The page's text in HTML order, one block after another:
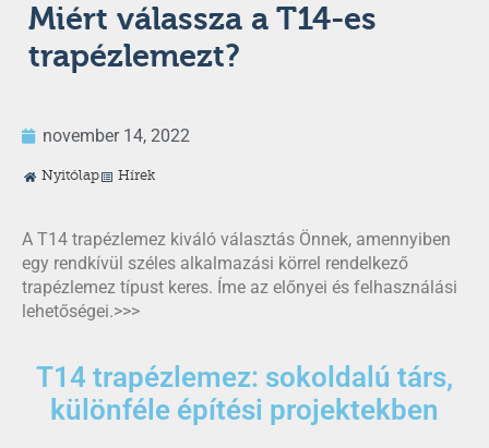
Miért válassza a T14-es
trapézlemezt?
november 14, 2022
Nyitólap Hírek
A T14 trapézlemez kiváló választás Önnek, amennyiben
egy rendkívül széles alkalmazási körrel rendelkező
trapézlemez típust keres. Íme az előnyei és felhasználási
lehetőségei.>>>
T14 trapézlemez: sokoldalú társ,
különféle építési projektekben